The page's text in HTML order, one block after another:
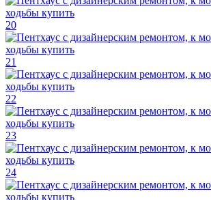
20
21
22
23
24